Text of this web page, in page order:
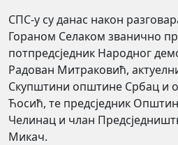
СПС-у су данас након
Гораном Селаком званично
потпредсједник Народног
Радован Митраковић,
Скупштини општине Србац и
Ћосић, те предсједник
Челинац и члан
Микач.